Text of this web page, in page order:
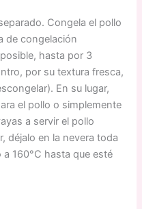
Congela el pollo
de congelación
hasta por 3
por su textura fresca,
En su lugar,
el pollo o simplemente
a servir el pollo
déjalo en la nevera toda
160°C hasta que esté